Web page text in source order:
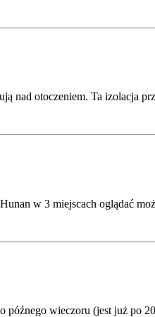
nad otoczeniem. Ta izolacja
w 3 miejscach oglądać
wieczoru (jest już po